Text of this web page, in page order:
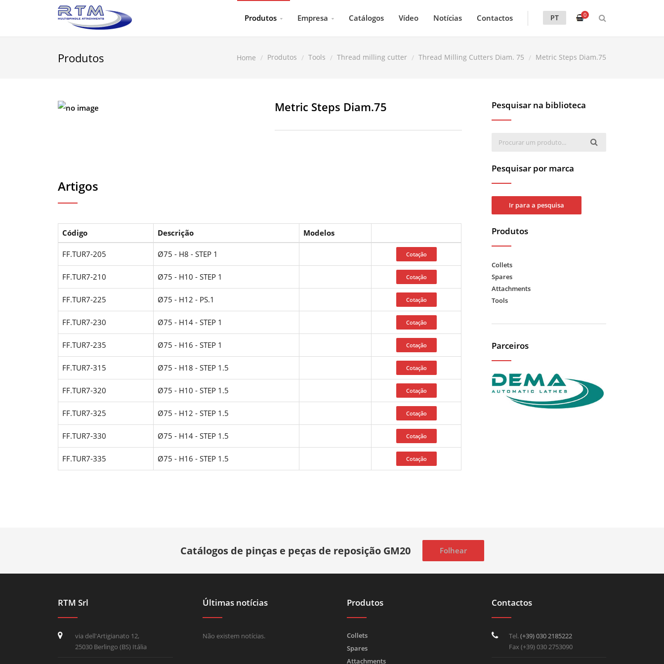
0
PT
Produtos Empresa Catálogos Vídeo Notícias Contactos
Produtos Home Produtos Tools Thread milling cutter Thread Milling Cutters Diam. 75 Metric Steps Diam.75
Metric Steps Diam.75
Artigos
Código Descrição Modelos
FF.TUR7-205 Ø75 - H8 - STEP 1
FF.TUR7-210 Ø75 - H10 - STEP 1
FF.TUR7-225 Ø75 - H12 - PS.1
FF.TUR7-230 Ø75 - H14 - STEP 1
FF.TUR7-235 Ø75 - H16 - STEP 1
FF.TUR7-315 Ø75 - H18 - STEP 1.5
FF.TUR7-320 Ø75 - H10 - STEP 1.5
FF.TUR7-325 Ø75 - H12 - STEP 1.5
FF.TUR7-330 Ø75 - H14 - STEP 1.5
FF.TUR7-335 Ø75 - H16 - STEP 1.5
Pesquisar na biblioteca
Pesquisar por marca
Ir para a pesquisa
Produtos
Collets
Spares
Attachments
Tools
Parceiros
Catálogos de pinças e peças de reposição GM20 Folhear
RTM Srl
via dell'Artigianato 12,
25030 Berlingo (BS) Itália
Últimas notícias
Não existem notícias.
Produtos
Collets
Spares
Attachments
Contactos
Tel. (+39) 030 2185222
Fax (+39) 030 2753090